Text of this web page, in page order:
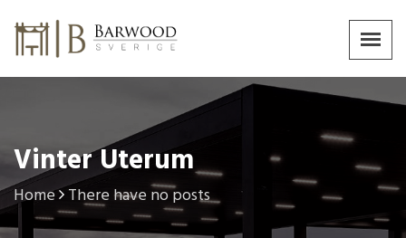
Vinter Uterum
Home There have no posts